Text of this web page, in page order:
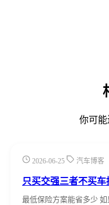
你可
2026-06-25 汽车博客
只买交强三者不买
最低保险方案能省多少